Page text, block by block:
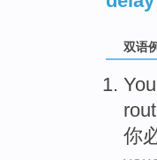
双语
You
你